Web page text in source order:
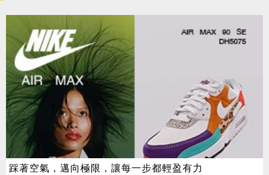
踩著空氣，邁向極限，讓每一步都輕盈有力